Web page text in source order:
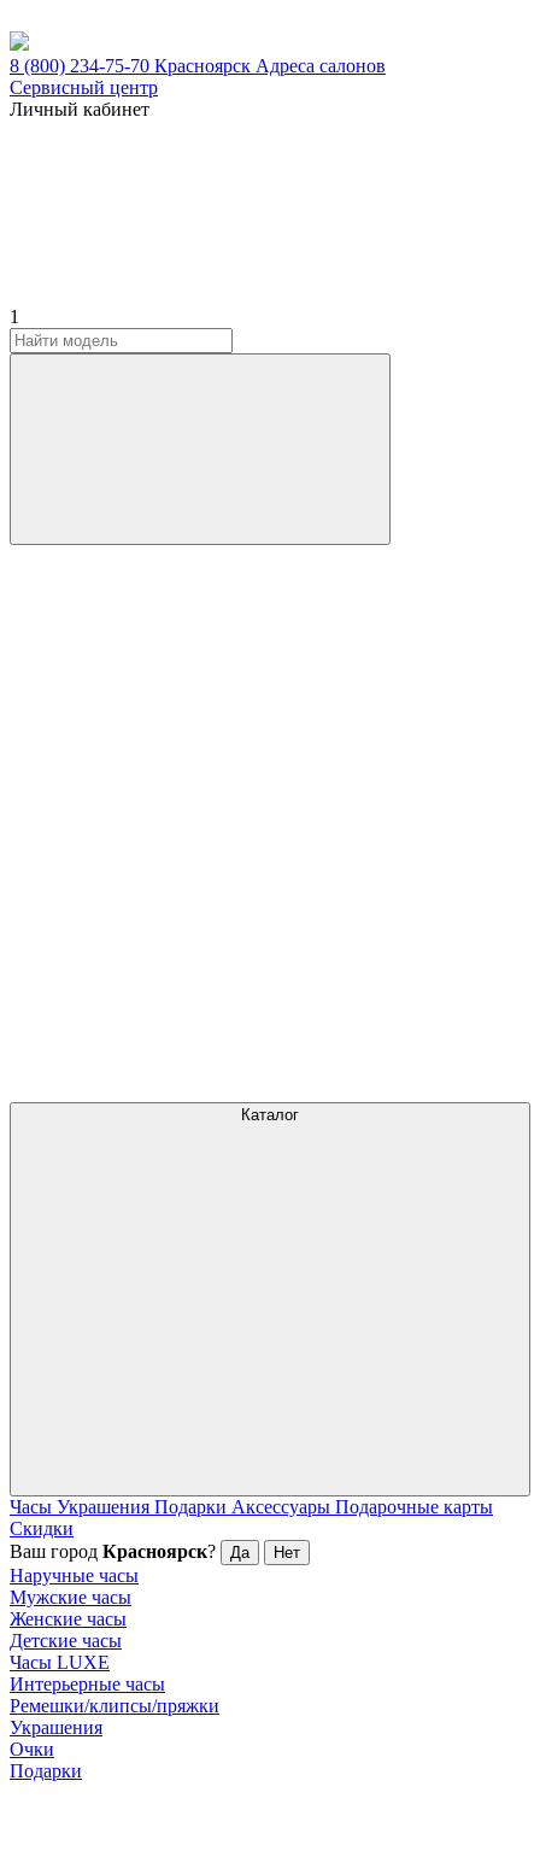
8 (800) 234-75-70 Красноярск Адреса салонов
Сервисный центр
Личный кабинет
1
Каталог
Часы Украшения Подарки Аксессуары Подарочные карты
Скидки
Ваш город Красноярск? Да Нет
Наручные часы
Мужские часы
Женские часы
Детские часы
Часы LUXE
Интерьерные часы
Ремешки/клипсы/пряжки
Украшения
Очки
Подарки